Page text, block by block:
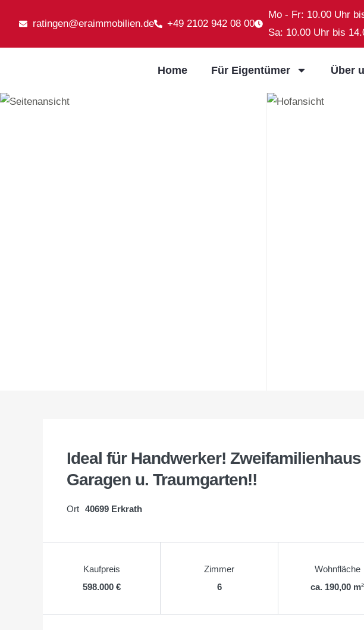
ratingen@eraimmobilien.de +49 2102 942 08 00
Mo - Fr: 10.00 Uhr
Sa: 10.00 Uhr bis
Home Für Eigentümer Über
Ideal für Handwerker!
Garagen u. Traumgarten!!
Ort 40699 Erkrath
Kaufpreis
598.000 €
Zimmer
6
Wohnfläche
ca. 190,00 m²